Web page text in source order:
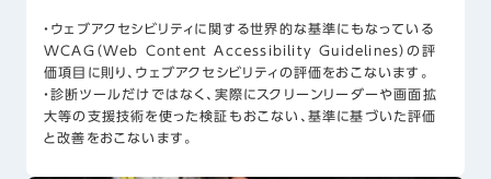
・ウェブアクセシビリティに関する世界的な基準にもなっている
WCAG（Web Content Accessibility Guidelines）の評
価項目に則り、ウェブアクセシビリティの評価をおこないます。
・診断ツールだけではなく、実際にスクリーンリーダーや画面拡
大等の支援技術を使った検証もおこない、基準に基づいた評価
と改善をおこないます。